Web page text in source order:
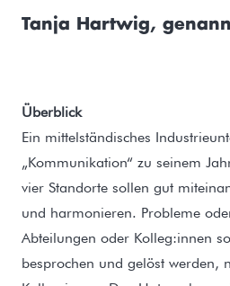
Tanja Hartwig,
Überblick
Ein mittelständisches
„Kommunikation“ zu seinem
vier Standorte sollen gut
und harmonieren. Probleme
Abteilungen oder Kolleg:innen
besprochen und gelöst werden,